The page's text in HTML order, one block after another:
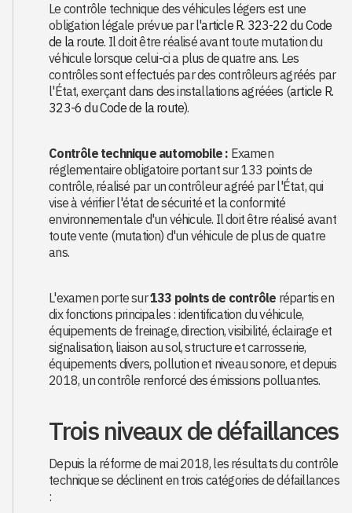
Le contrôle technique des véhicules légers est une
obligation légale prévue par l'article R. 323-22 du Code
de la route. Il doit être réalisé avant toute mutation du
véhicule lorsque celui-ci a plus de quatre ans. Les
contrôles sont effectués par des contrôleurs agréés par
l'État, exerçant dans des installations agréées (article R.
323-6 du Code de la route).
Contrôle technique automobile : Examen
réglementaire obligatoire portant sur 133 points de
contrôle, réalisé par un contrôleur agréé par l'État, qui
vise à vérifier l'état de sécurité et la conformité
environnementale d'un véhicule. Il doit être réalisé avant
toute vente (mutation) d'un véhicule de plus de quatre
ans.
L'examen porte sur133 points de contrôle répartis en
dix fonctions principales : identification du véhicule,
équipements de freinage, direction, visibilité, éclairage et
signalisation, liaison au sol, structure et carrosserie,
équipements divers, pollution et niveau sonore, et depuis
2018, un contrôle renforcé des émissions polluantes.
Trois niveaux de défaillances
Depuis la réforme de mai 2018, les résultats du contrôle
technique se déclinent en trois catégories de défaillances
: